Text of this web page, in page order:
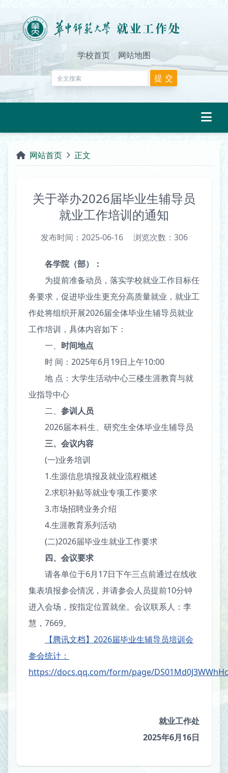
学校首页 网站地图
网站首页 正文
关于举办2026届毕业生辅导员
就业工作培训的通知
发布时间：2025-06-16 浏览次数： 306
各学院（部）：
为提前准备动员，落实学校就业工作目标任
务要求，促进毕业生更充分高质量就业，就业工
作处将组织开展2026届全体毕业生辅导员就业
工作培训，具体内容如下：
一、 时间地点
时 间：2025年6月19日上午10:00
地 点：大学生活动中心三楼生涯教育与就
业指导中心
二、 参训人员
2026届本科生、研究生全体毕业生辅导员
三、 会议内容
(一)业务培训
1.生源信息填报及就业流程概述
2.求职补贴等就业专项工作要求
3.市场招聘业务介绍
4.生涯教育系列活动
(二)2026届毕业生就业工作要求
四、 会议要求
请各单位于6月17日下午三点前通过在线收
集表填报参会情况，并请参会人员提前10分钟
进入会场，按指定位置就坐。会议联系人：李
慧，7669。
【腾讯文档】2026届毕业生辅导员培训会
参会统计 ：
https://docs.qq.com/form/page/
就业工作处
2025年6月16日